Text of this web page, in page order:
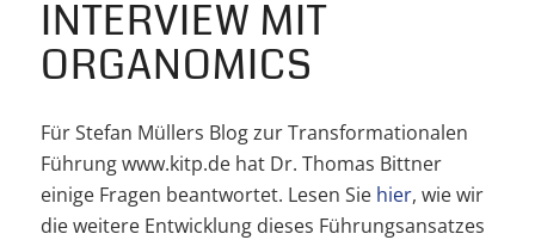
INTERVIEW MIT
ORGANOMICS
Für Stefan Müllers Blog zur Transformationalen
Führung www.kitp.de hat Dr. Thomas Bittner
einige Fragen beantwortet. Lesen Sie hier, wie wir
die weitere Entwicklung dieses Führungsansatzes